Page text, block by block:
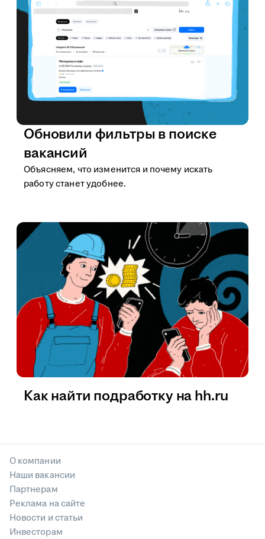
Обновили фильтры в поиске
вакансий
Объясняем, что изменится и почему искать
работу станет удобнее.
Как найти подработку на hh.ru
О компании
Наши вакансии
Партнерам
Реклама на сайте
Новости и статьи
Инвесторам